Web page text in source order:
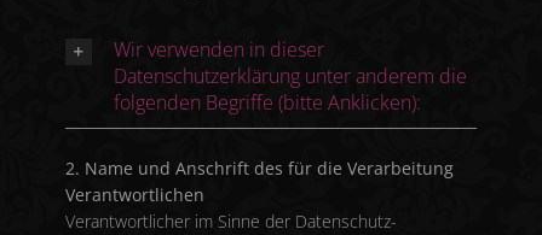
Wir verwenden in dieser
Datenschutzerklärung unter anderem die
folgenden Begriffe (bitte Anklicken):
2. Name und Anschrift des für die Verarbeitung
Verantwortlichen
Verantwortlicher im Sinne der Datenschutz-